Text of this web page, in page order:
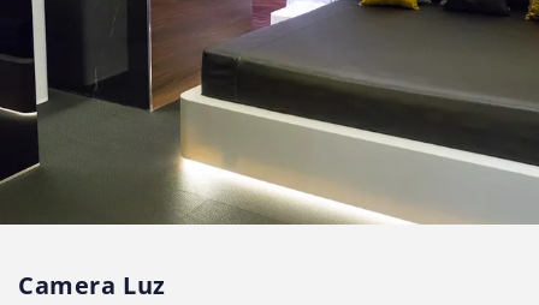
Camera Luz